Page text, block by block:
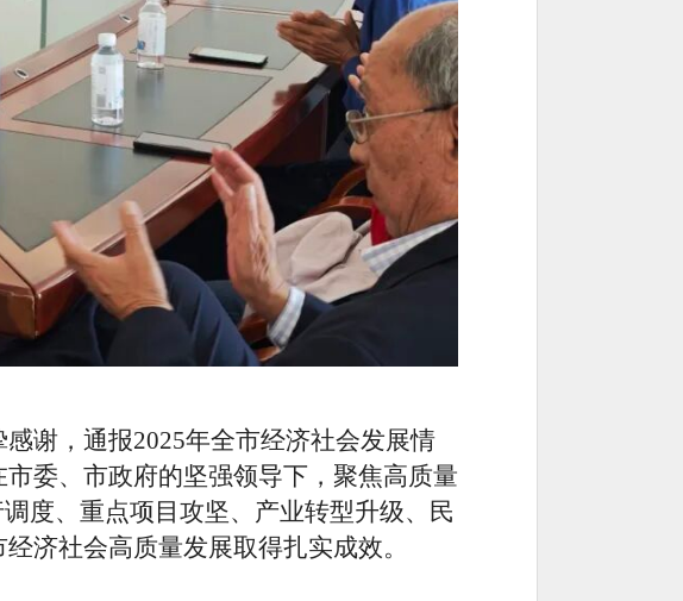
谢，通报2025年全市经济社会发展情
委、市政府的坚强领导下，聚焦高质量
度、重点项目攻坚、产业转型升级、民
济社会高质量发展取得扎实成效。